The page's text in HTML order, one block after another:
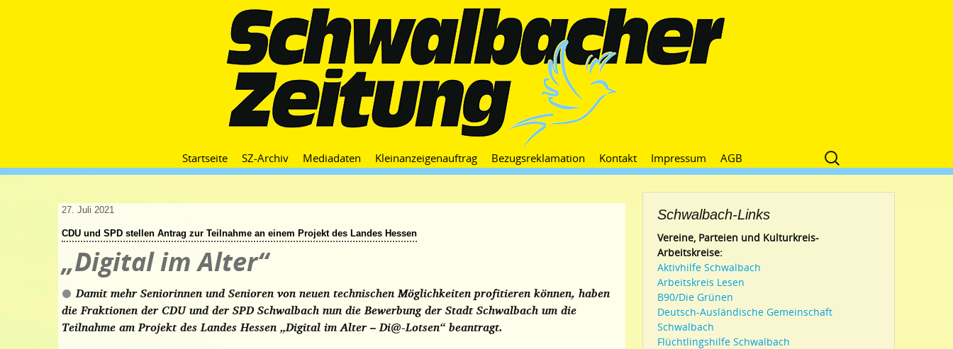
Zum
Inhalt
Startseite SZ-Archiv Mediadaten Kleinanzeigenauftrag Bezugsreklamation Kontakt Impressum AGB
Suche
nach:
27. Juli 2021
CDU und SPD stellen Antrag zur Teilnahme an einem Projekt des Landes Hessen
„Digital im Alter“
Damit mehr Seniorinnen und Senioren von neuen technischen Möglichkeiten profitieren können, haben
die Fraktionen der CDU und der SPD Schwalbach nun die Bewerbung der Stadt Schwalbach um die
Teilnahme am Projekt des Landes Hessen „Digital im Alter – Di@-Lotsen“ beantragt.
Schwalbach-Links
Vereine, Parteien und Kulturkreis-
Arbeitskreise:
Aktivhilfe Schwalbach
Arbeitskreis Lesen
B90/Die Grünen
Deutsch-Ausländische Gemeinschaft
Schwalbach
Flüchtlingshilfe Schwalbach